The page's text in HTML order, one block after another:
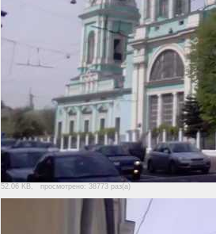
52.06 KB, просмотрено: 38773 раз(а)